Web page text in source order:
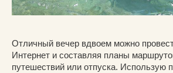
Отличный вечер вдвоем можно
Интернет и составляя планы
путешествий или отпуска. Использую